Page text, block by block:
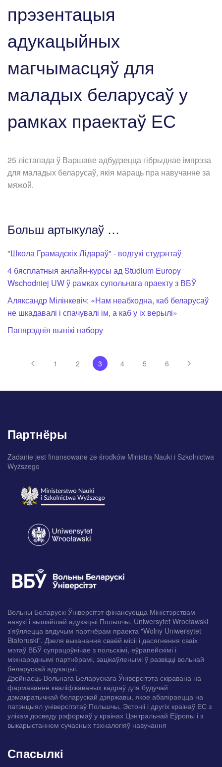
прэзентацыя
адукацыйных
магчымасцяў для
маладых беларусаў у
рамках праектаў ЕС
25 лістапада ў Варшаве адбудзецца гібрыднае імпрэза
для маладых беларусаў, якія мараць пра навучанне за
мяжой.
Больш артыкулаў …
"Школа Грамадскіх Лідараў" - водгукі студэнтаў
4 бясплатныя анлайн-курсы ад Studium Europy
Wschodniej UW ў рамках супольнага праекту з ВБЎ
Аляксандр Мілінкевіч: «Нам неабходна, каб беларусаў
не шкадавалі і спачувалі ім, а каб у іх верылі»
Папярэднія вынікі набору
1 2 3 4 5 6
Партнёры
Zadanie jest finansowane ze środków Ministra Nauki i Szkolnictwa
Wyższego
Вольны Беларускі Ўніверсітэт фінансуецца Міністэрствам
навукі і вышэйшай адукацыі Польшчы. Uniwersytet Wrocławski
з'яўляецца вядучым партнёрам праекта "Wolny Uniwersytet
Białoruski". Дзеля выканання сваёй місіі і дасягнення сваіх
мэтаў ВБЎ супрацоўнічае з польскімі, еўрапейскімі і
міжнароднымі партнёрамі, зацікаўленымі ў развіцці вольнай
беларускай адукацыі.
Дзейнасць Вольнага Беларускага Ўніверсітэта скіравана на
фармаванне кваліфікаваных кадраў для будучай
дэмакратычнай беларускай дзяржавы, якое абапіраецца на
патэнцыял універсітэтаў Польшчы, Эстоніі і другіх краінаў ЕС з
улікам досведу рэформаў у краінах Цэнтральнай Еўропы і з
выкарыстаннем сучасных тэхналогіяў навучання
Спасылкі